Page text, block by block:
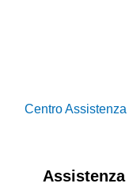
Centro Assistenza
Assistenza